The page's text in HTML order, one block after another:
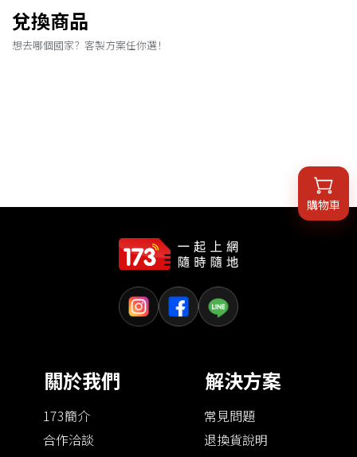
兌換商品
想去哪個國家？客製方案任你選！
關於我們
173簡介
合作洽談
解決方案
常見問題
退換貨說明
購物車